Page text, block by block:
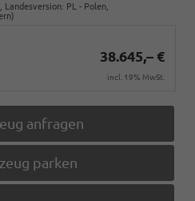
, Landesversion: PL - Polen,
38.645,– €
incl. 19% MwSt.
anfragen
parken